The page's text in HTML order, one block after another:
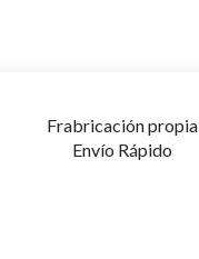
Frabricación propia
Envío Rápido